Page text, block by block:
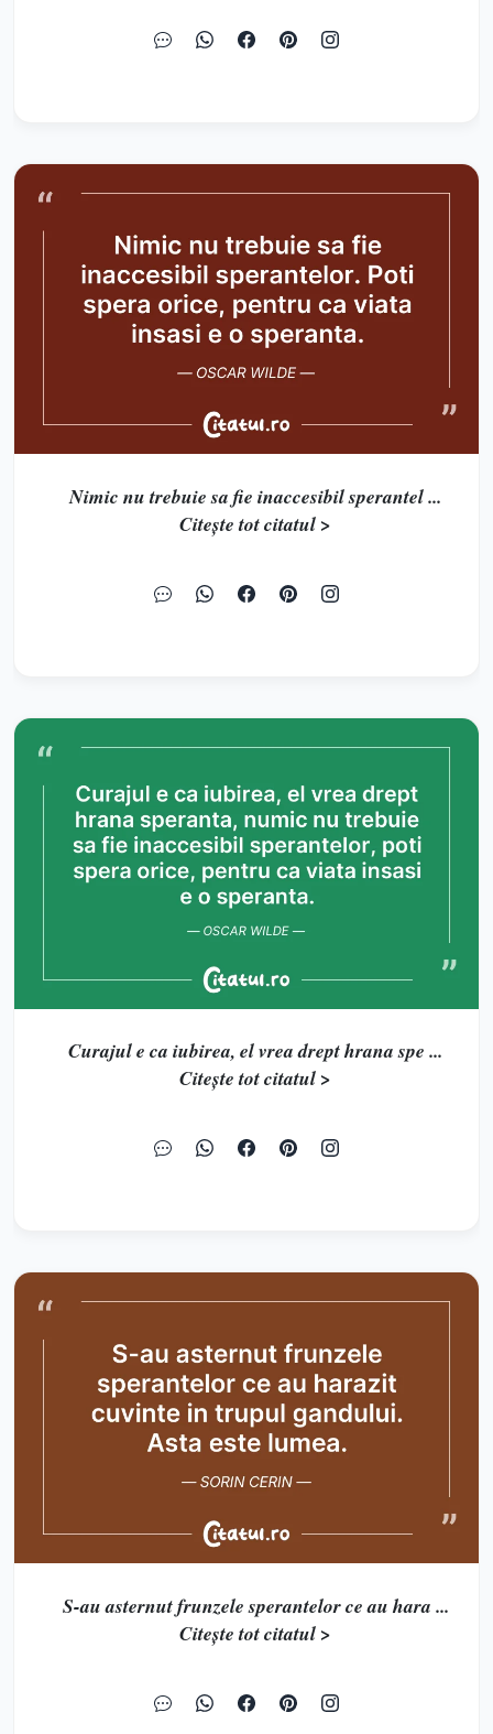
Nimic nu trebuie sa fie inaccesibil sperantel ...
Citește tot citatul >
Curajul e ca iubirea, el vrea drept hrana spe ...
Citește tot citatul >
S-au asternut frunzele sperantelor ce au hara ...
Citește tot citatul >